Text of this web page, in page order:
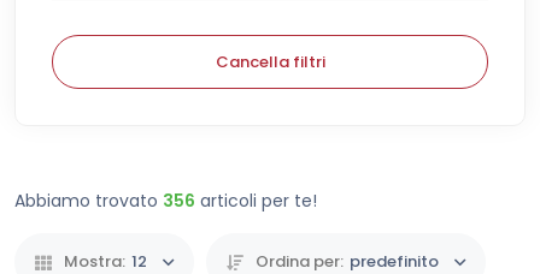
Cancella filtri
Abbiamo trovato 356 articoli per te!
Mostra: 12 Ordina per: predefinito